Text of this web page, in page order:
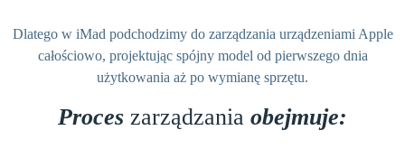
Dlatego w iMad podchodzimy do zarządzania urządzeniami Apple
całościowo, projektując spójny model od pierwszego dnia
użytkowania aż po wymianę sprzętu.
Proces zarządzania obejmuje: